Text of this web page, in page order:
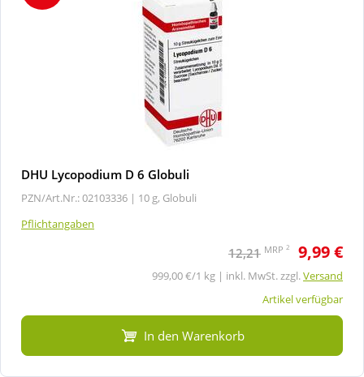
DHU Lycopodium D 6 Globuli
PZN/Art.Nr.: 02103336 | 10 g, Globuli
Pflichtangaben
12,21 MRP 2 9,99 €
999,00 €/1 kg | inkl. MwSt. zzgl.Versand
Artikel verfügbar
In den Warenkorb